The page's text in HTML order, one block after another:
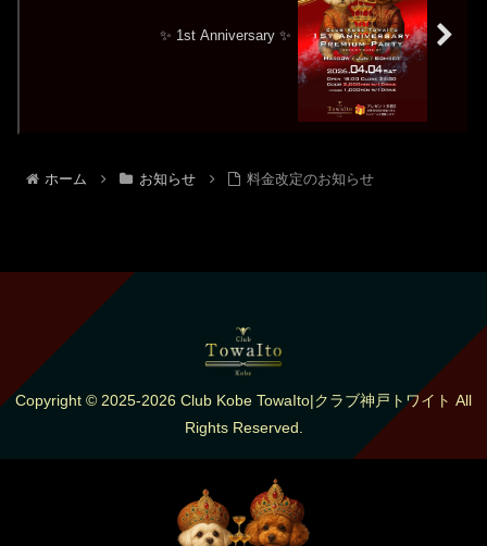
✨ 1st Anniversary ✨
ホーム お知らせ 料金改定のお知らせ
Copyright © 2025-2026 Club Kobe TowaIto|クラブ神戸トワイト All
Rights Reserved.